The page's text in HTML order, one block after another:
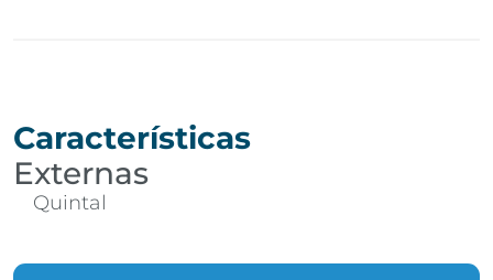
Características
Externas
Quintal